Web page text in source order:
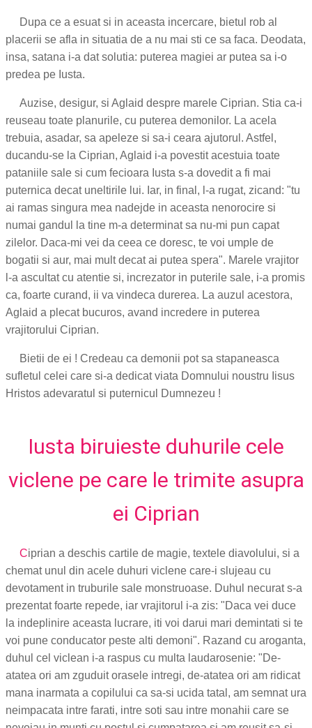
Dupa ce a esuat si in aceasta incercare, bietul rob al
placerii se afla in situatia de a nu mai sti ce sa faca. Deodata,
insa, satana i-a dat solutia: puterea magiei ar putea sa i-o
predea pe Iusta.
Auzise, desigur, si Aglaid despre marele Ciprian. Stia ca-i
reuseau toate planurile, cu puterea demonilor. La acela
trebuia, asadar, sa apeleze si sa-i ceara ajutorul. Astfel,
ducandu-se la Ciprian, Aglaid i-a povestit acestuia toate
pataniile sale si cum fecioara Iusta s-a dovedit a fi mai
puternica decat uneltirile lui. Iar, in final, l-a rugat, zicand: "tu
ai ramas singura mea nadejde in aceasta nenorocire si
numai gandul la tine m-a determinat sa nu-mi pun capat
zilelor. Daca-mi vei da ceea ce doresc, te voi umple de
bogatii si aur, mai mult decat ai putea spera". Marele vrajitor
l-a ascultat cu atentie si, increzator in puterile sale, i-a promis
ca, foarte curand, ii va vindeca durerea. La auzul acestora,
Aglaid a plecat bucuros, avand incredere in puterea
vrajitorului Ciprian.
Bietii de ei ! Credeau ca demonii pot sa stapaneasca
sufletul celei care si-a dedicat viata Domnului noustru Iisus
Hristos adevaratul si puternicul Dumnezeu !
Iusta biruieste duhurile cele
viclene pe care le trimite asupra
ei Ciprian
Ciprian a deschis cartile de magie, textele diavolului, si a
chemat unul din acele duhuri viclene care-i slujeau cu
devotament in truburile sale monstruoase. Duhul necurat s-a
prezentat foarte repede, iar vrajitorul i-a zis: "Daca vei duce
la indeplinire aceasta lucrare, iti voi darui mari demintati si te
voi pune conducator peste alti demoni". Razand cu aroganta,
duhul cel viclean i-a raspus cu multa laudarosenie: "De-
atatea ori am zguduit orasele intregi, de-atatea ori am ridicat
mana inarmata a copilului ca sa-si ucida tatal, am semnat ura
neimpacata intre farati, intre soti sau intre monahii care se